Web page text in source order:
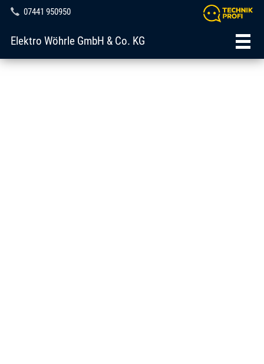
07441 950950
Elektro Wöhrle GmbH & Co. KG